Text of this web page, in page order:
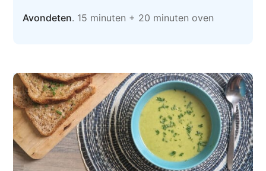
Avondeten. 15 minuten + 20 minuten oven